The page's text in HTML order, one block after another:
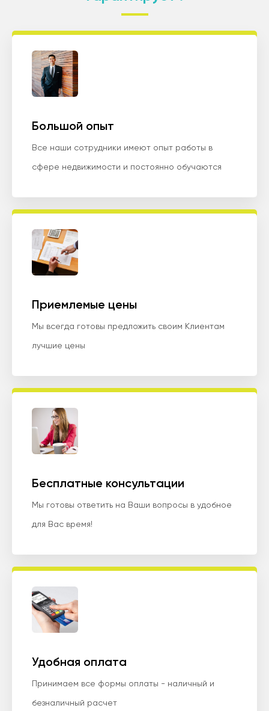
Большой опыт
Все наши сотрудники имеют опыт работы в
сфере недвижимости и постоянно обучаются
Приемлемые цены
Мы всегда готовы предложить своим Клиентам
лучшие цены
Бесплатные консультации
Мы готовы ответить на Ваши вопросы в удобное
для Вас время!
Удобная оплата
Принимаем все формы оплаты - наличный и
безналичный расчет